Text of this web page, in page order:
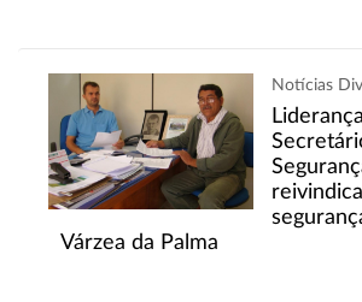
Notícias
Várzea da Palma